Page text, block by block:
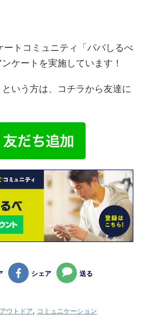
ートコミュニティ「パパしるべ
ケートを実施しています！
いう方は、コチラから友達に
シェア 送る
ウトドア, コミュニケーション